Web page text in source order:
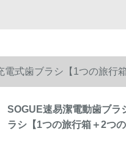
式歯ブラシ【1つの旅行
SOGUE速易潔電動歯ブラ
ラシ【1つの旅行箱＋2つ